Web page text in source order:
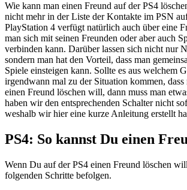
Wie kann man einen Freund auf der PS4
nicht mehr in der Liste der Kontakte im PSN
PlayStation 4 verfügt natürlich auch über eine
man sich mit seinen Freunden oder aber auch
verbinden kann. Darüber lassen sich nicht nur
sondern man hat den Vorteil, dass man
Spiele einsteigen kann. Sollte es aus welchem
irgendwann mal zu der Situation kommen, dass
einen Freund löschen will, dann muss man
haben wir den entsprechenden Schalter nicht
weshalb wir hier eine kurze Anleitung erstellt
PS4: So kannst Du einen
Wenn Du auf der PS4 einen Freund löschen
folgenden Schritte befolgen.